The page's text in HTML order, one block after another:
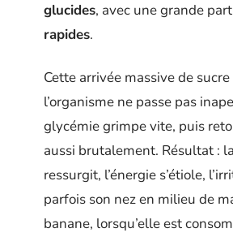
glucides, avec une grande
rapides.
Cette arrivée massive de
l’organisme ne passe pas
glycémie grimpe vite, puis
aussi brutalement. Résultat :
ressurgit, l’énergie s’étiole,
parfois son nez en milieu de
banane, lorsqu’elle est